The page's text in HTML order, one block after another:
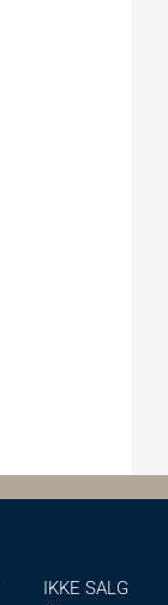
IKKE SALG